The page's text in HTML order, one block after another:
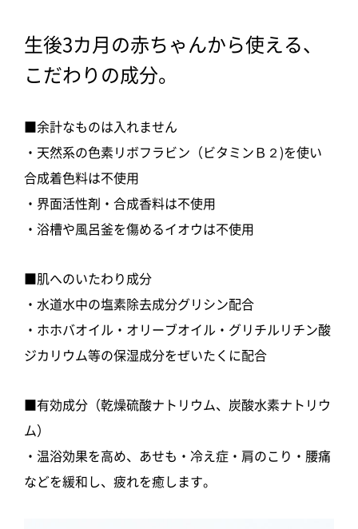
生後3カ月の赤ちゃんから使える、
こだわりの成分。
■余計なものは入れません
・天然系の色素リボフラビン（ビタミンＢ２)を使い
合成着色料は不使用
・界面活性剤・合成香料は不使用
・浴槽や風呂釜を傷めるイオウは不使用
■肌へのいたわり成分
・水道水中の塩素除去成分グリシン配合
・ホホバオイル・オリーブオイル・グリチルリチン酸
ジカリウム等の保湿成分をぜいたくに配合
■有効成分（乾燥硫酸ナトリウム、炭酸水素ナトリウ
ム）
・温浴効果を高め、あせも・冷え症・肩のこり・腰痛
などを緩和し、疲れを癒します。